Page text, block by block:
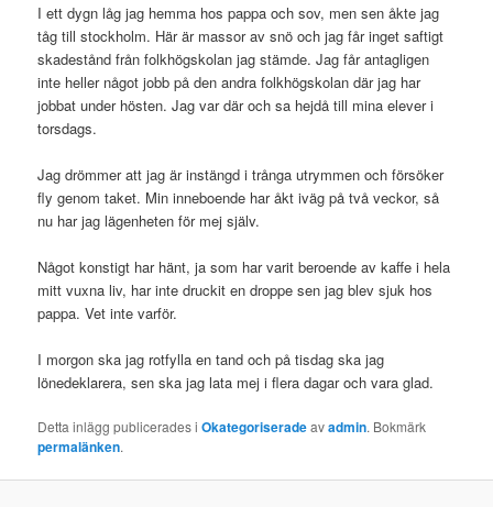
I ett dygn låg jag hemma hos pappa och sov, men sen åkte jag
tåg till stockholm. Här är massor av snö och jag får inget saftigt
skadestånd från folkhögskolan jag stämde. Jag får antagligen
inte heller något jobb på den andra folkhögskolan där jag har
jobbat under hösten. Jag var där och sa hejdå till mina elever i
torsdags.
Jag drömmer att jag är instängd i trånga utrymmen och försöker
fly genom taket. Min inneboende har åkt iväg på två veckor, så
nu har jag lägenheten för mej själv.
Något konstigt har hänt, ja som har varit beroende av kaffe i hela
mitt vuxna liv, har inte druckit en droppe sen jag blev sjuk hos
pappa. Vet inte varför.
I morgon ska jag rotfylla en tand och på tisdag ska jag
lönedeklarera, sen ska jag lata mej i flera dagar och vara glad.
Detta inlägg publicerades iOkategoriseradeavadmin. Bokmärk
permalänken.